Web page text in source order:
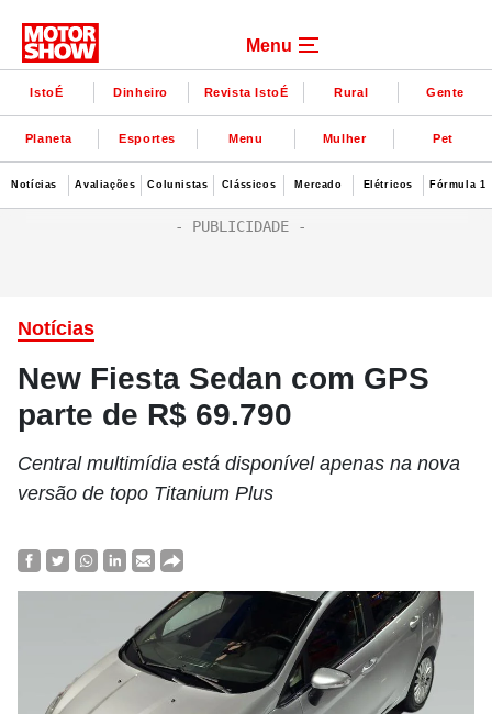
Menu
IstoÉ Dinheiro Revista IstoÉ Rural Gente
Planeta Esportes Menu Mulher Pet
Notícias Avaliações Colunistas Clássicos Mercado Elétricos Fórmula 1
Notícias
New Fiesta Sedan com GPS
parte de R$ 69.790
Central multimídia está disponível apenas na nova
versão de topo Titanium Plus